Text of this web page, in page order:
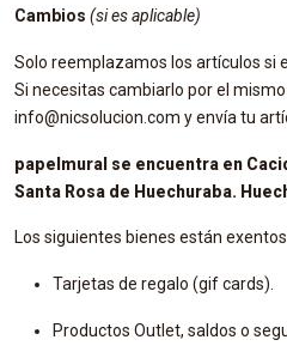
Cambios (si es aplicable)
Solo reemplazamos los artículos si
Si necesitas cambiarlo por el
info@nicsolucion.com y envía tu
papelmural se encuentra en
Santa Rosa de Huechuraba.
Los siguientes bienes están
Tarjetas de regalo (gif cards).
Productos Outlet, saldos o